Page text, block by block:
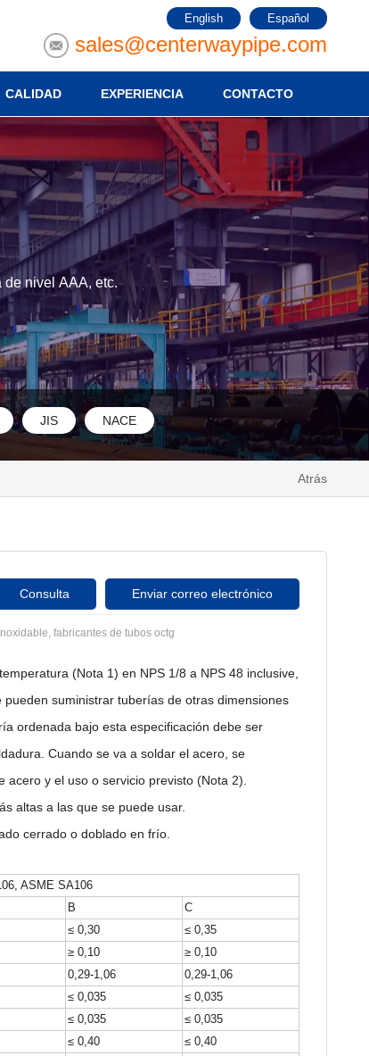
English Español
sales@centerwaypipe.com
CALIDAD EXPERIENCIA CONTACTO
JIS NACE
nivel AAA, etc.
Atrás
Consulta Enviar correo electrónico
fabricantes de tubos octg
(Nota 1) en NPS 1/8 a NPS 48 inclusive,
suministrar tuberías de otras dimensiones
ordenada bajo esta especificación debe ser
Cuando se va a soldar el acero, se
y el uso o servicio previsto (Nota 2).
altas a las que se puede usar.
cerrado o doblado en frío.
ASME SA106
B C
≤ 0,30
≤ 0,35
≥ 0,10
≥ 0,10
0,29-1,06
0,29-1,06
≤ 0,035
≤ 0,035
≤ 0,035
≤ 0,035
≤ 0,40
≤ 0,40